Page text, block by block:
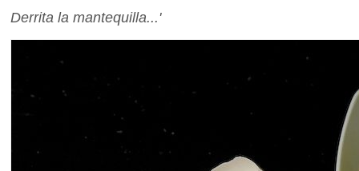
Derrita la mantequilla...'